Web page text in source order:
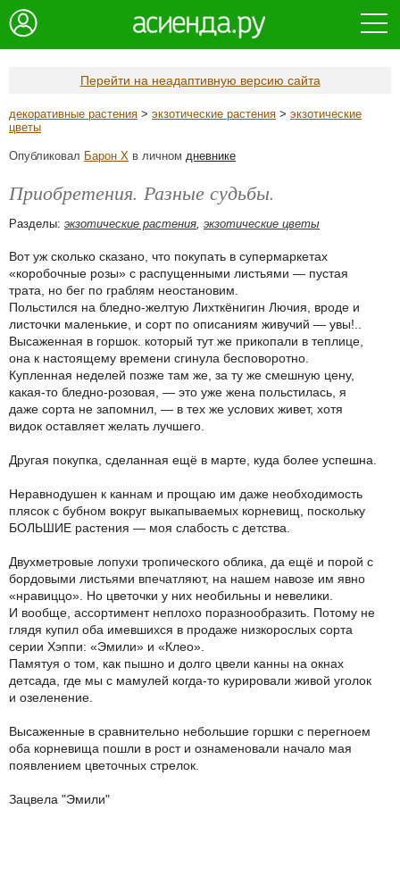
Перейти на неадаптивную версию сайта
декоративные растения > экзотические растения > экзотические
цветы
Опубликовал Барон Х в личном дневнике
Приобретения. Разные судьбы.
Разделы: экзотические растения, экзотические цветы
Вот уж сколько сказано, что покупать в супермаркетах
«коробочные розы» с распущенными листьями — пустая
трата, но бег по граблям неостановим.
Польстился на бледно-желтую Лихткёнигин Лючия, вроде и
листочки маленькие, и сорт по описаниям живучий — увы!..
Высаженная в горшок. который тут же прикопали в теплице,
она к настоящему времени сгинула бесповоротно.
Купленная неделей позже там же, за ту же смешную цену,
какая-то бледно-розовая, — это уже жена польстилась, я
даже сорта не запомнил, — в тех же услових живет, хотя
видок оставляет желать лучшего.
Другая покупка, сделанная ещё в марте, куда более успешна.
Неравнодушен к каннам и прощаю им даже необходимость
плясок с бубном вокруг выкапываемых корневищ, поскольку
БОЛЬШИЕ растения — моя слабость с детства.
Двухметровые лопухи тропического облика, да ещё и порой с
бордовыми листьями впечатляют, на нашем навозе им явно
«нравиццо». Но цветочки у них необильны и невелики.
И вообще, ассортимент неплохо поразнообразить. Потому не
глядя купил оба имевшихся в продаже низкорослых сорта
серии Хэппи: «Эмили» и «Клео».
Памятуя о том, как пышно и долго цвели канны на окнах
детсада, где мы с мамулей когда-то курировали живой уголок
и озеленение.
Высаженные в сравнительно небольшие горшки с перегноем
оба корневища пошли в рост и ознаменовали начало мая
появлением цветочных стрелок.
Зацвела "Эмили"